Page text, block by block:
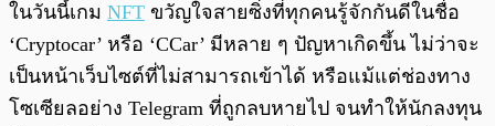
ในวันนี้เกม NFT ขวัญใจสายซิ่งที่ทุกคนรู้จักกันดีในชื่อ
‘Cryptocar’ หรือ ‘CCar’ มีหลาย ๆ ปัญหาเกิดขึ้น ไม่ว่าจะ
เป็นหน้าเว็บไซต์ที่ไม่สามารถเข้าได้ หรือแม้แต่ช่องทาง
โซเซียลอย่าง Telegram ที่ถูกลบหายไป จนทำให้นักลงทุน